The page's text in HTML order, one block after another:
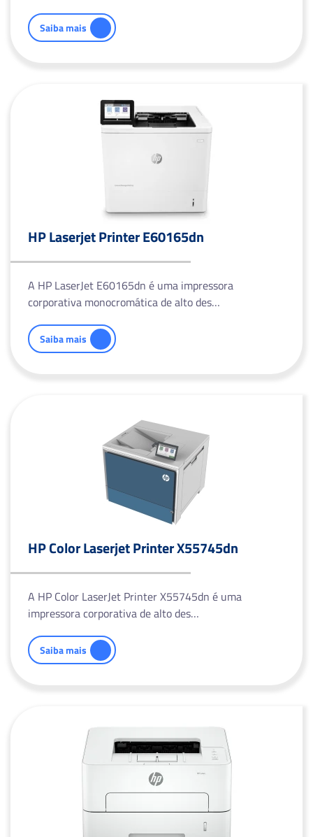
Saiba mais
HP Laserjet Printer E60165dn
A HP LaserJet E60165dn é uma impressora
corporativa monocromática de alto des…
Saiba mais
HP Color Laserjet Printer X55745dn
A HP Color LaserJet Printer X55745dn é uma
impressora corporativa de alto des…
Saiba mais